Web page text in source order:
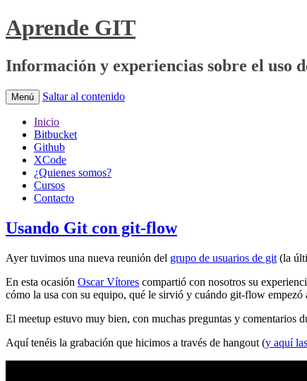
Aprende GIT
Información y experiencias sobre el uso
Menú Saltar al contenido
Inicio
Bitbucket
Github
XCode
¿Quienes somos?
Cursos
Contacto
Usando Git con git-flow
Ayer tuvimos una nueva reunión del grupo de usuarios de git (la
En esta ocasión Oscar Vítores compartió con nosotros su
cómo la usa con su equipo, qué le sirvió y cuándo git-flow empezó
El meetup estuvo muy bien, con muchas preguntas y comentarios
Aquí tenéis la grabación que hicimos a través de hangout (y aquí